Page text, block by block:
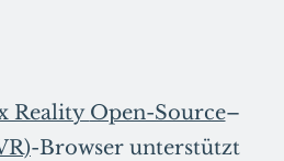
Reality Open-Source–
-Browser unterstützt